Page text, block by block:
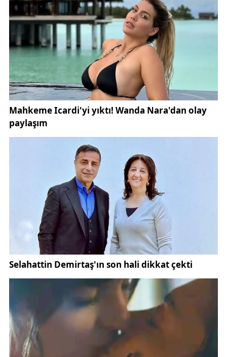
Cumhuriyet Halk Partisi, bugün de bir bütün halinde
dimdik ayaktadır.”
CHP, yeni yüzyıl için güncelledikleri parti programını
açıkladı:
“Altı okumuzun, Atatürk devrimlerinin ve Cumhuriyet
değerlerinin rehberliğinde, ülkemizi ikinci yüzyılda
ayağa kaldıracak devrimci bir vizyonu inşa ediyoruz.
zamanıdır. Şimdi Cumhuriyet Halk Partisi iktidarı
Parti mesajını şu ifadelerle tamamladı:
“Genel Başkanımız Sayın Özgür Özel,
Cumhurbaşkanı Adayımız Sayın Ekrem İmamoğlu ve
yol arkadaşlarımızla ülkemizin gelecek güzel
günlerini birlikte kuracağız. Kurtuluş yok tek başına,
ya hep beraber ya hiçbirimiz! Birlikte yazdık tarihi,
birlikte kuracağız geleceği.”